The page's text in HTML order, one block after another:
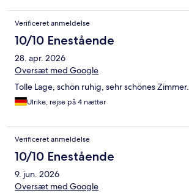
Verificeret anmeldelse
10/10 Enestående
28. apr. 2026
Oversæt med Google
Tolle Lage, schön ruhig, sehr schönes Zimmer.
Ulrike, rejse på 4 nætter
Verificeret anmeldelse
10/10 Enestående
9. jun. 2026
Oversæt med Google